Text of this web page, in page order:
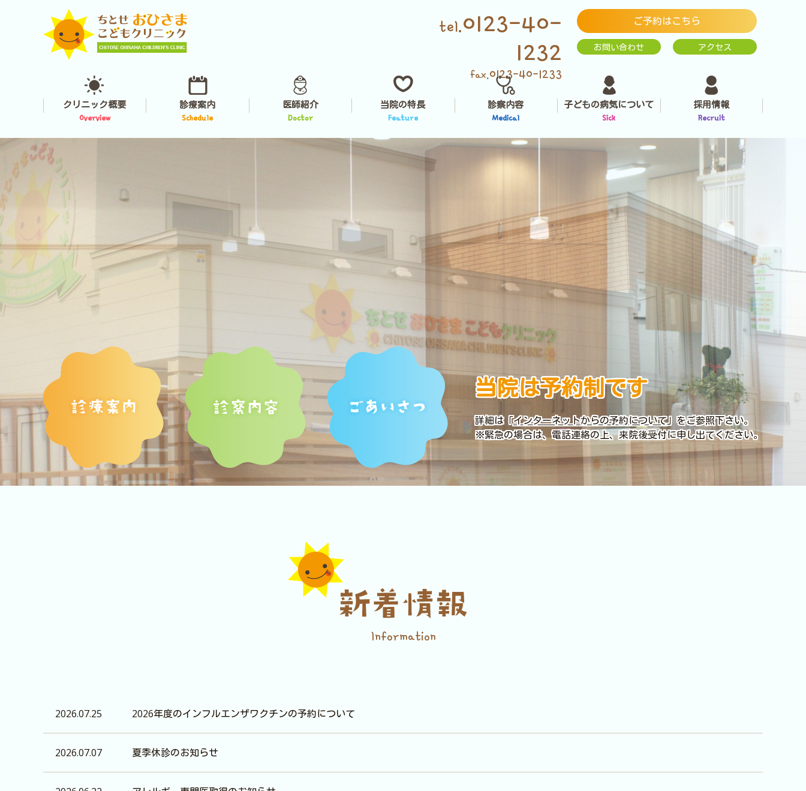
tel.0123-40-
1232
fax.0123-40-1233
ご予約はこちら
お問い合わせ アクセス
クリニック概要
Overview
診療案内
Schedule
医師紹介
Doctor
当院の特長
Feature
診察内容
Medical
子どもの病気について
Sick
採用情報
Recruit
当院は予約制です
詳細は「インターネットからの予約について」をご参照下さい。
※緊急の場合は、電話連絡の上、来院後受付に申し出てください。
Information
2026.07.25 2026年度のインフルエンザワクチンの予約について
2026.07.07 夏季休診のお知らせ